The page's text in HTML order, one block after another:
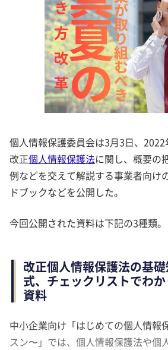
個人情報保護委員会は3月3日、
改正個人情報保護法に関し、概要の
例などを交えて解説する事業者向け
ドブックなどを公開した。
今回公開された資料は下記の3種類。
改正個人情報保護法の基
式、チェックリストでわ
資料
中小企業向け「はじめての個人情報
スン〜」では、個人情報保護法や個